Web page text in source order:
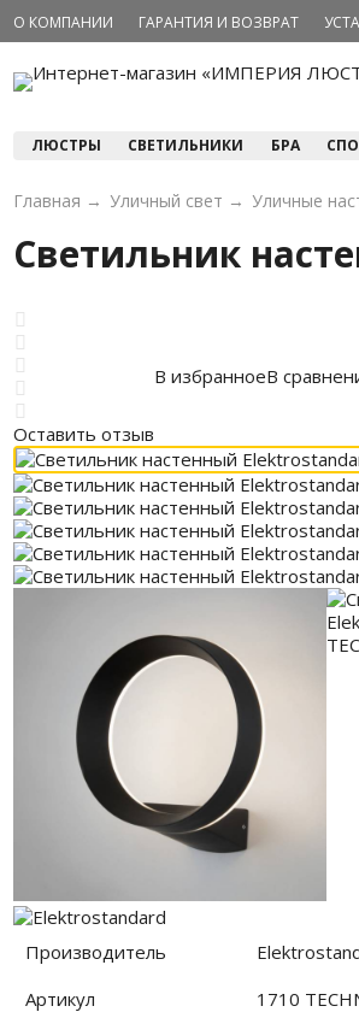
О КОМПАНИИ ГАРАНТИЯ И ВОЗВРАТ
ЛЮСТРЫ СВЕТИЛЬНИКИ БРА
Главная → Уличный свет → Уличные
Светильник
Оставить отзыв
В избранноеВ
Производитель
Артикул
1710